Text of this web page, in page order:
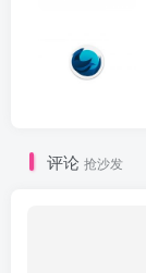
评论 抢沙发